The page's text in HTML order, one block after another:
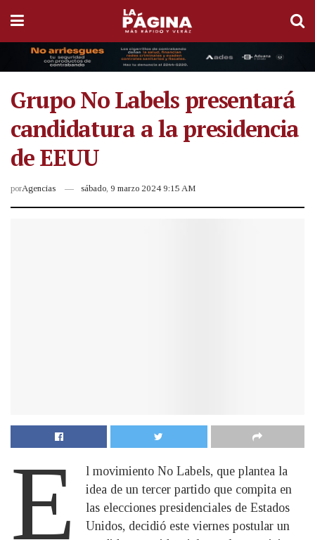
Grupo No Labels presentará
candidatura a la presidencia
de EEUU
porAgencias sábado, 9 marzo 2024 9:15 AM
E
l movimiento No Labels, que plantea la
idea de un tercer partido que compita en
las elecciones presidenciales de Estados
Unidos, decidió este viernes postular un